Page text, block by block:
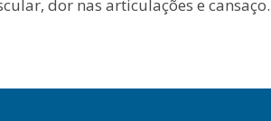
dor nas articulações e cansaço.